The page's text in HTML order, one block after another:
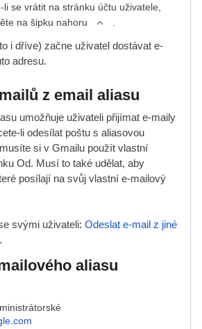
se vrátit na stránku účtu uživatele,
na šipku nahoru
i dříve) začne uživatel dostávat e-
adresu.
z email aliasu
umožňuje uživateli přijímat e-maily
li odesílat poštu s aliasovou
si v Gmailu použít vlastní
Od. Musí to také udělat, aby
posílají na svůj vlastní e-mailový
svými uživateli: Odeslat e-mail z jiné
.
aliasu